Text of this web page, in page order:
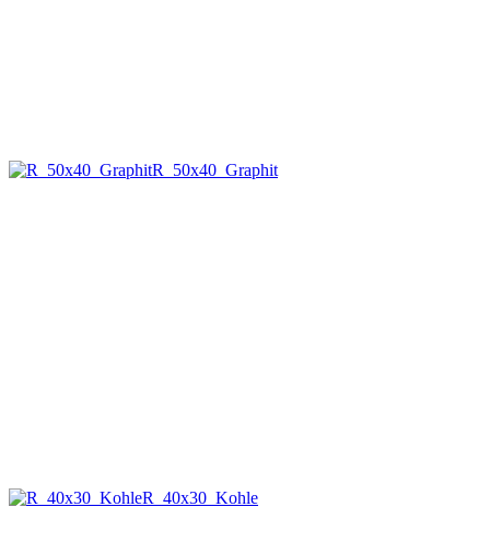
R_50x40_Graphit
R_40x30_Kohle